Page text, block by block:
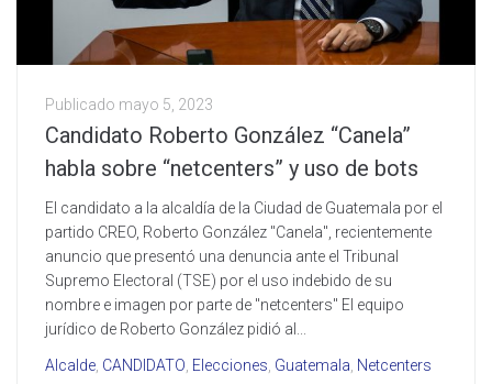
Publicado mayo 5, 2023
Candidato Roberto González “Canela”
habla sobre “netcenters” y uso de bots
El candidato a la alcaldía de la Ciudad de Guatemala por el
partido CREO, Roberto González "Canela", recientemente
anuncio que presentó una denuncia ante el Tribunal
Supremo Electoral (TSE) por el uso indebido de su
nombre e imagen por parte de "netcenters" El equipo
jurídico de Roberto González pidió al...
Alcalde, CANDIDATO, Elecciones, Guatemala, Netcenters